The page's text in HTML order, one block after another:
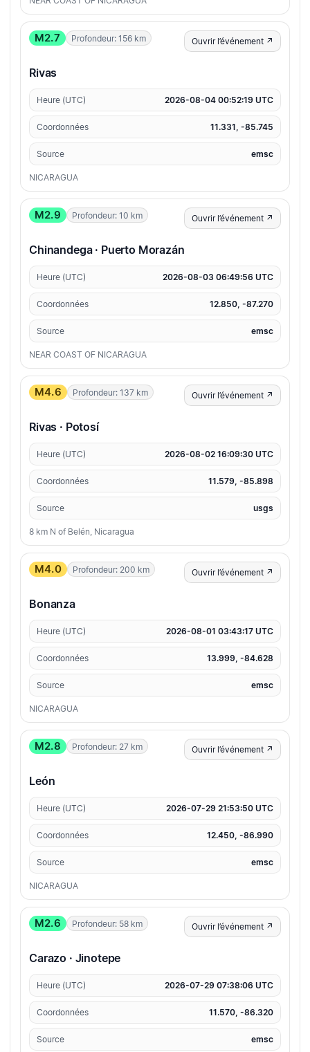
M2.7 Profondeur: 156 km Ouvrir l’événement ↗
Rivas
Heure (UTC) 2026-08-04 00:52:19 UTC
Coordonnées 11.331, -85.745
Source emsc
NICARAGUA
M2.9 Profondeur: 10 km Ouvrir l’événement ↗
Chinandega · Puerto Morazán
Heure (UTC) 2026-08-03 06:49:56 UTC
Coordonnées 12.850, -87.270
Source emsc
NEAR COAST OF NICARAGUA
M4.6 Profondeur: 137 km Ouvrir l’événement ↗
Rivas · Potosí
Heure (UTC) 2026-08-02 16:09:30 UTC
Coordonnées 11.579, -85.898
Source usgs
8 km N of Belén, Nicaragua
M4.0 Profondeur: 200 km Ouvrir l’événement ↗
Bonanza
Heure (UTC) 2026-08-01 03:43:17 UTC
Coordonnées 13.999, -84.628
Source emsc
NICARAGUA
M2.8 Profondeur: 27 km Ouvrir l’événement ↗
León
Heure (UTC) 2026-07-29 21:53:50 UTC
Coordonnées 12.450, -86.990
Source emsc
NICARAGUA
M2.6 Profondeur: 58 km Ouvrir l’événement ↗
Carazo · Jinotepe
Heure (UTC) 2026-07-29 07:38:06 UTC
Coordonnées 11.570, -86.320
Source emsc